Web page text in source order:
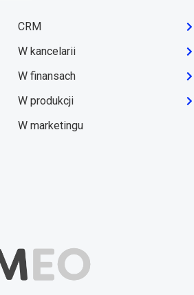
CRM
W kancelarii
W finansach
W produkcji
W marketingu